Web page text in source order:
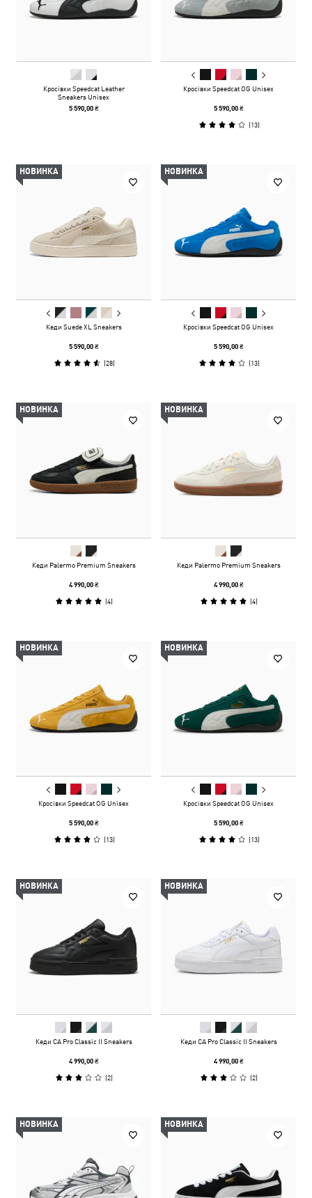
Кросівки Speedcat Leather
Sneakers Unisex
5 590,00 ₴
Кросівки Speedcat OG Unisex
5 590,00 ₴
(13)
НОВИНКА
Кеди Suede XL Sneakers
5 590,00 ₴
(28)
НОВИНКА
Кросівки Speedcat OG Unisex
5 590,00 ₴
(13)
НОВИНКА
Кеди Palermo Premium Sneakers
4 990,00 ₴
(4)
НОВИНКА
Кеди Palermo Premium Sneakers
4 990,00 ₴
(4)
НОВИНКА
Кросівки Speedcat OG Unisex
5 590,00 ₴
(13)
НОВИНКА
Кросівки Speedcat OG Unisex
5 590,00 ₴
(13)
НОВИНКА
Кеди CA Pro Classic II Sneakers
4 990,00 ₴
(2)
НОВИНКА
Кеди CA Pro Classic II Sneakers
4 990,00 ₴
(2)
НОВИНКА НОВИНКА